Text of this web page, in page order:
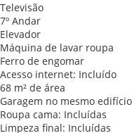
Televisão
7º Andar
Elevador
Máquina de lavar roupa
Ferro de engomar
Acesso internet: Incluído
68 m² de área
Garagem no mesmo
Roupa cama: Incluídas
Limpeza final: Incluídas